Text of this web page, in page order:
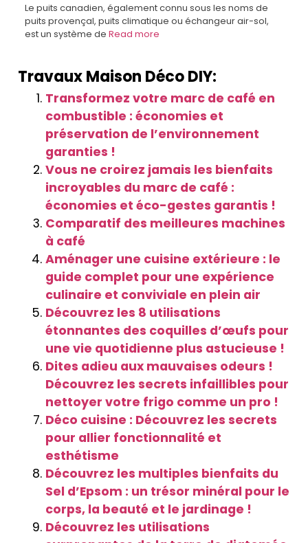
Le puits canadien, également connu sous les noms de
puits provençal, puits climatique ou échangeur air-sol,
est un système de Read more
Travaux Maison Déco DIY:
Transformez votre marc de café en
combustible : économies et
préservation de l’environnement
garanties !
Vous ne croirez jamais les bienfaits
incroyables du marc de café :
économies et éco-gestes garantis !
Comparatif des meilleures machines
à café
Aménager une cuisine extérieure : le
guide complet pour une expérience
culinaire et conviviale en plein air
Découvrez les 8 utilisations
étonnantes des coquilles d’œufs pour
une vie quotidienne plus astucieuse !
Dites adieu aux mauvaises odeurs !
Découvrez les secrets infaillibles pour
nettoyer votre frigo comme un pro !
Déco cuisine : Découvrez les secrets
pour allier fonctionnalité et
esthétisme
Découvrez les multiples bienfaits du
Sel d’Epsom : un trésor minéral pour le
corps, la beauté et le jardinage !
Découvrez les utilisations